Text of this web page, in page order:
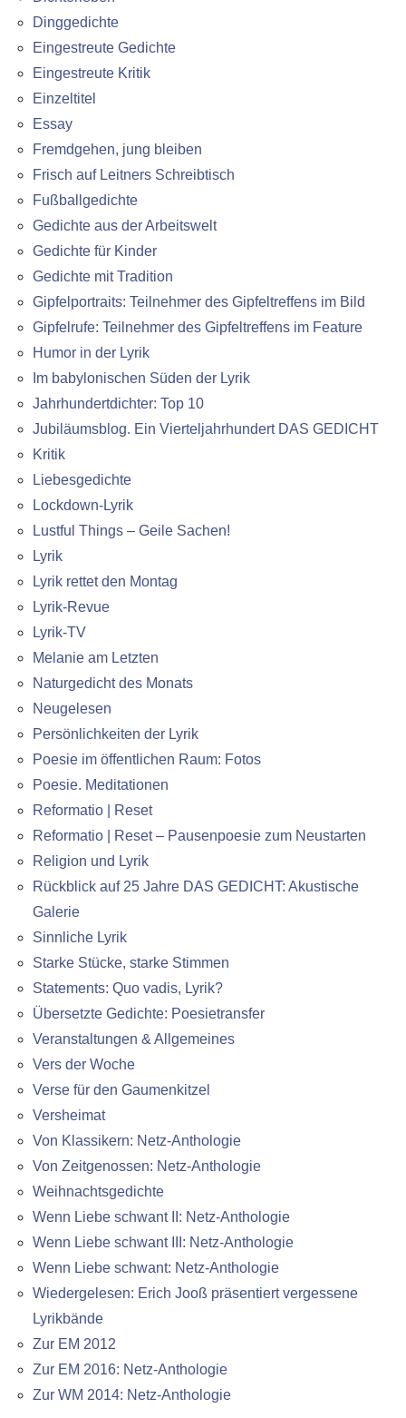
Dinggedichte
Eingestreute Gedichte
Eingestreute Kritik
Einzeltitel
Essay
Fremdgehen, jung bleiben
Frisch auf Leitners Schreibtisch
Fußballgedichte
Gedichte aus der Arbeitswelt
Gedichte für Kinder
Gedichte mit Tradition
Gipfelportraits: Teilnehmer des Gipfeltreffens im Bild
Gipfelrufe: Teilnehmer des Gipfeltreffens im Feature
Humor in der Lyrik
Im babylonischen Süden der Lyrik
Jahrhundertdichter: Top 10
Jubiläumsblog. Ein Vierteljahrhundert DAS GEDICHT
Kritik
Liebesgedichte
Lockdown-Lyrik
Lustful Things – Geile Sachen!
Lyrik
Lyrik rettet den Montag
Lyrik-Revue
Lyrik-TV
Melanie am Letzten
Naturgedicht des Monats
Neugelesen
Persönlichkeiten der Lyrik
Poesie im öffentlichen Raum: Fotos
Poesie. Meditationen
Reformatio | Reset
Reformatio | Reset – Pausenpoesie zum Neustarten
Religion und Lyrik
Rückblick auf 25 Jahre DAS GEDICHT: Akustische
Galerie
Sinnliche Lyrik
Starke Stücke, starke Stimmen
Statements: Quo vadis, Lyrik?
Übersetzte Gedichte: Poesietransfer
Veranstaltungen & Allgemeines
Vers der Woche
Verse für den Gaumenkitzel
Versheimat
Von Klassikern: Netz-Anthologie
Von Zeitgenossen: Netz-Anthologie
Weihnachtsgedichte
Wenn Liebe schwant II: Netz-Anthologie
Wenn Liebe schwant III: Netz-Anthologie
Wenn Liebe schwant: Netz-Anthologie
Wiedergelesen: Erich Jooß präsentiert vergessene
Lyrikbände
Zur EM 2012
Zur EM 2016: Netz-Anthologie
Zur WM 2014: Netz-Anthologie